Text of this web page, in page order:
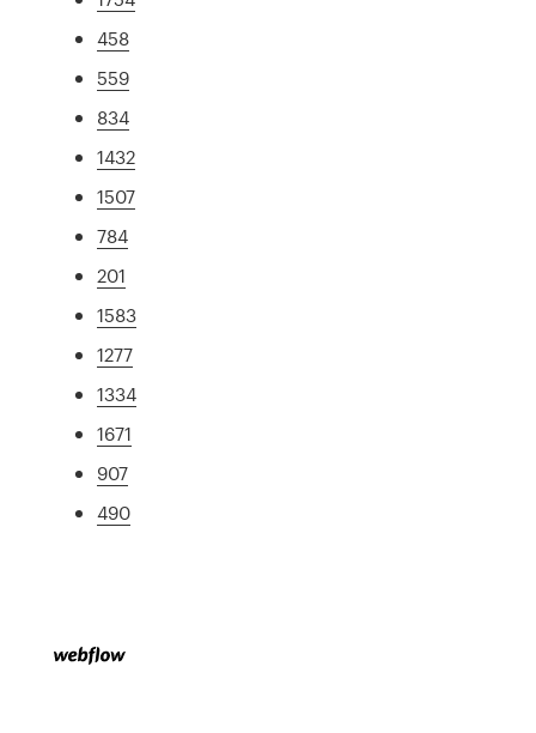
458
559
834
1432
1507
784
201
1583
1277
1334
1671
907
490